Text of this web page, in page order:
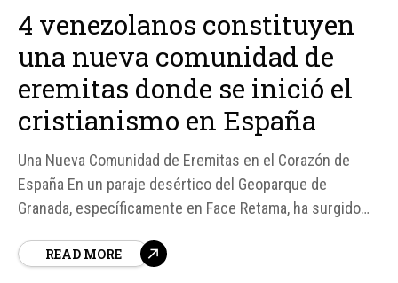
4 venezolanos constituyen
una nueva comunidad de
eremitas donde se inició el
cristianismo en España
Una Nueva Comunidad de Eremitas en el Corazón de
España En un paraje desértico del Geoparque de
Granada, específicamente en Face Retama, ha surgido
cuatro venezolanos: Carlos Andrés, Óscar Eduardo,
READ MORE